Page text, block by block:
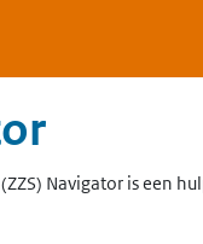
Navigator is een